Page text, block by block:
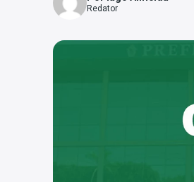
Redator